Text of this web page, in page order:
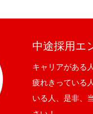
中途採用エ
キャリアがある
疲れきっている
いる人、是非、